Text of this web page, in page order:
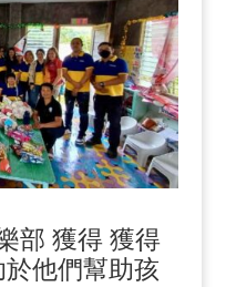
部 獲得 獲得
他們幫助孩